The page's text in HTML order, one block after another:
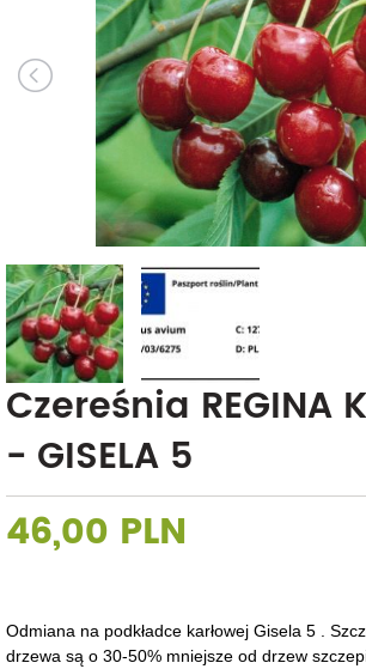
Czereśnia REGINA
- GISELA 5
46,00 PLN
Odmiana na podkładce karłowej Gisela 5 .
drzewa są o 30-50% mniejsze od drzew